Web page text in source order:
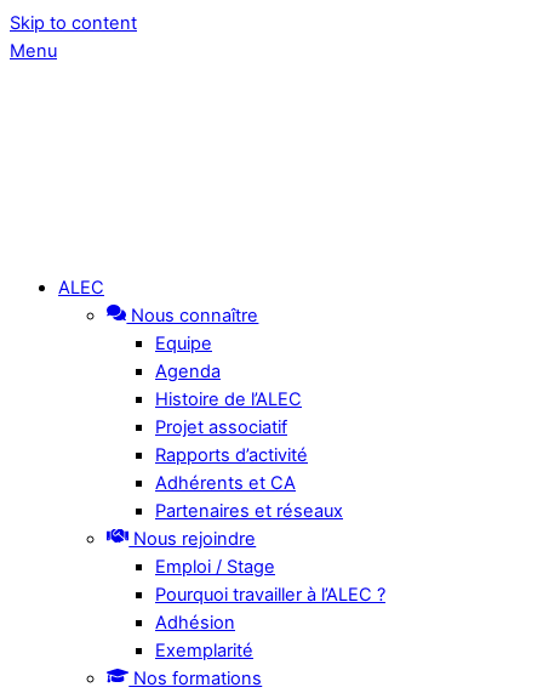
Skip to content
Menu
ALEC
Nous connaître
Equipe
Agenda
Histoire de l’ALEC
Projet associatif
Rapports d’activité
Adhérents et CA
Partenaires et réseaux
Nous rejoindre
Emploi / Stage
Pourquoi travailler à l’ALEC ?
Adhésion
Exemplarité
Nos formations